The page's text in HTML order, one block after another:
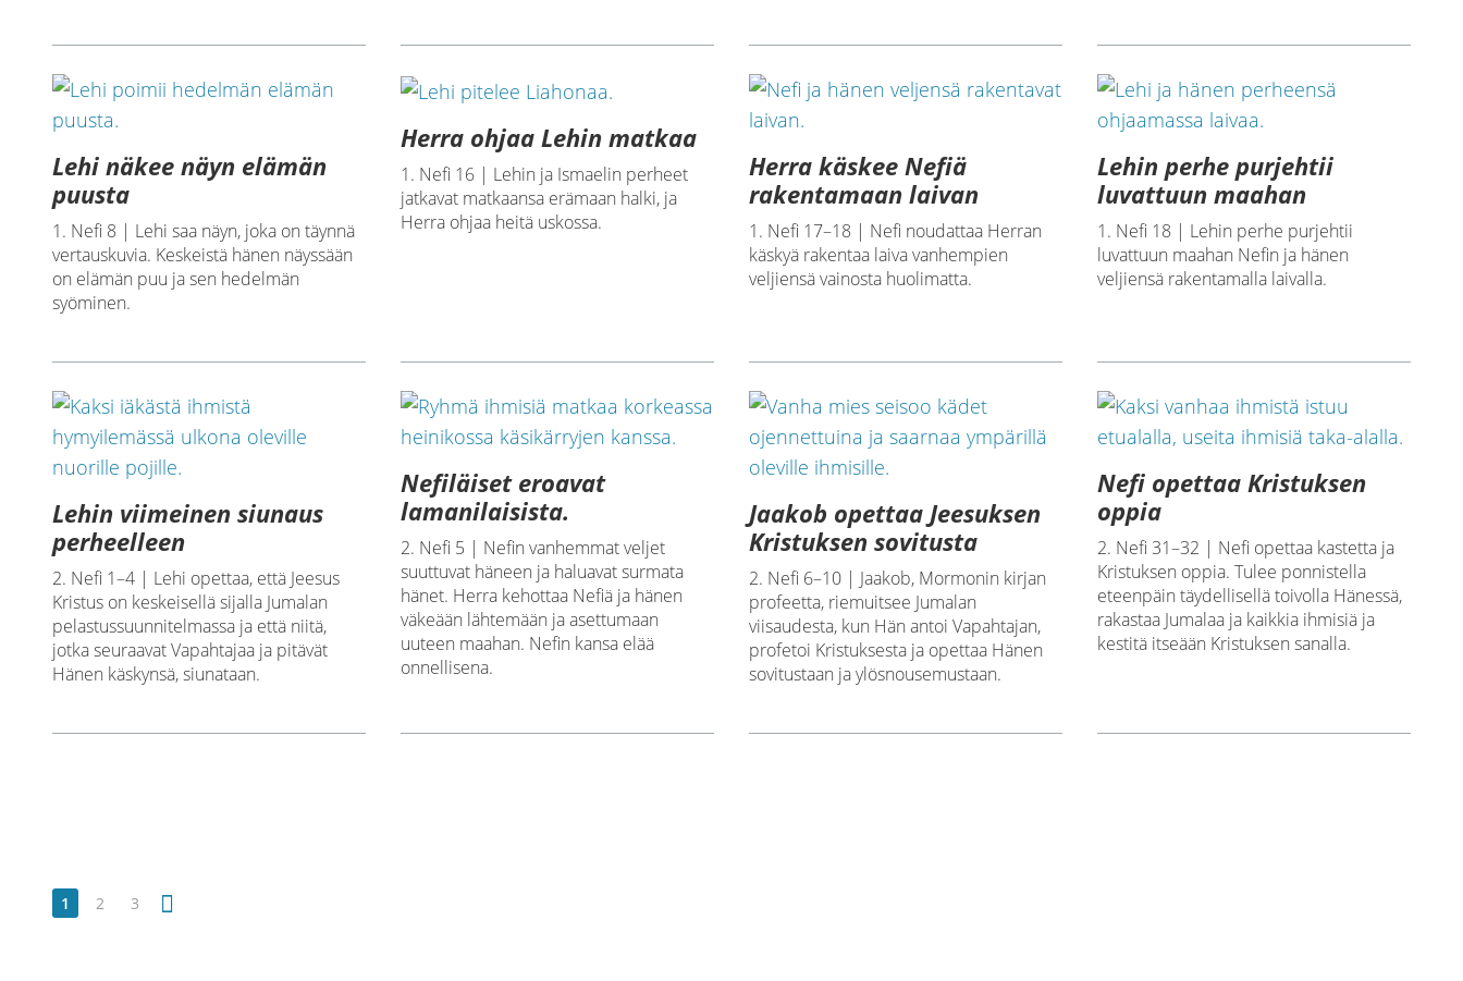
Lehi näkee näyn elämän
puusta
1. Nefi 8 | Lehi saa näyn, joka on täynnä
vertauskuvia. Keskeistä hänen näyssään
on elämän puu ja sen hedelmän
syöminen.
Herra ohjaa Lehin matkaa
1. Nefi 16 | Lehin ja Ismaelin perheet
jatkavat matkaansa erämaan halki, ja
Herra ohjaa heitä uskossa.
Herra käskee Nefiä
rakentamaan laivan
1. Nefi 17–18 | Nefi noudattaa Herran
käskyä rakentaa laiva vanhempien
veljiensä vainosta huolimatta.
Lehin perhe purjehtii
luvattuun maahan
1. Nefi 18 | Lehin perhe purjehtii
luvattuun maahan Nefin ja hänen
veljiensä rakentamalla laivalla.
Lehin viimeinen siunaus
perheelleen
2. Nefi 1–4 | Lehi opettaa, että Jeesus
Kristus on keskeisellä sijalla Jumalan
pelastussuunnitelmassa ja että niitä,
jotka seuraavat Vapahtajaa ja pitävät
Hänen käskynsä, siunataan.
Nefiläiset eroavat
lamanilaisista.
2. Nefi 5 | Nefin vanhemmat veljet
suuttuvat häneen ja haluavat surmata
hänet. Herra kehottaa Nefiä ja hänen
väkeään lähtemään ja asettumaan
uuteen maahan. Nefin kansa elää
onnellisena.
Jaakob opettaa Jeesuksen
Kristuksen sovitusta
2. Nefi 6–10 | Jaakob, Mormonin kirjan
profeetta, riemuitsee Jumalan
viisaudesta, kun Hän antoi Vapahtajan,
profetoi Kristuksesta ja opettaa Hänen
sovitustaan ja ylösnousemustaan.
Nefi opettaa Kristuksen
oppia
2. Nefi 31–32 | Nefi opettaa kastetta ja
Kristuksen oppia. Tulee ponnistella
eteenpäin täydellisellä toivolla Hänessä,
rakastaa Jumalaa ja kaikkia ihmisiä ja
kestitä itseään Kristuksen sanalla.
1 2 3